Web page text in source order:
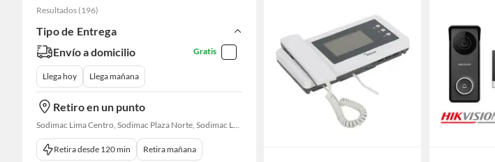
Resultados (196)
Tipo de Entrega
Envío a domicilio
Gratis
Llega hoy Llega mañana
Retiro en un punto
Sodimac Lima Centro, Sodimac Plaza Norte, Sodimac La Victoria, Sodimac San Miguel, Sodimac S. J. Lurigancho, Sodimac Chacarilla, Sodimac Av. La Molina, Sodimac Colonial, Maestro Barrios Altos, Sodimac Naranjal
Retira desde 120 min Retira mañana